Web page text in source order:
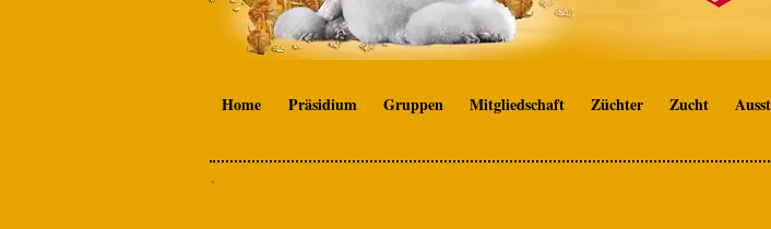
Home Präsidium Gruppen Mitgliedschaft Züchter Zucht